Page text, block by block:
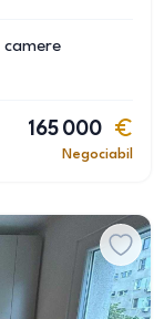
camere
165 000
Negociabil